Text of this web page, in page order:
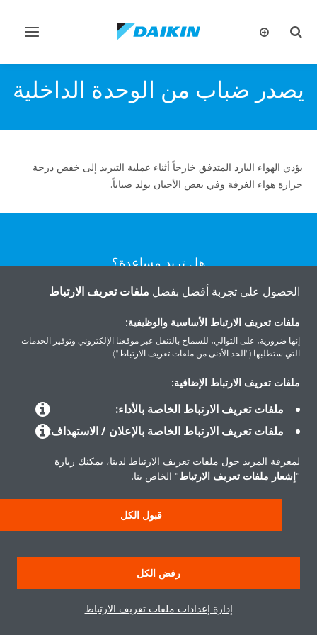
تبديل
تبديل
يصدر ضباب من الوحدة الداخلية
يؤدي الهواء البارد المتدفق خارجاً أثناء عملية التبريد إلى خفض درجة
حرارة هواء الغرفة وفي بعض الأحيان يولد ضباباً.
هل تريد مساعدة؟
المنتجات
حول دايكن
إشعار قانوني إشعار ملف تعريف الارتباط
سياسة خصوصية البيانات
أخلاقيات الشركة
الحصول على تجربة أفضل بفضل ملفات تعريف الارتباط
ملفات تعريف الارتباط الأساسية والوظيفية:
إنها ضرورية، على التوالي، للسماح بالتنقل عبر موقعنا الإلكتروني وتوفير الخدمات
التي ستطلبها ("الحد الأدنى من ملفات تعريف الارتباط").
ملفات تعريف الارتباط الإضافية:
ملفات تعريف الارتباط الخاصة بالأداء:
ملفات تعريف الارتباط الخاصة بالإعلان / الاستهداف:
لمعرفة المزيد حول ملفات تعريف الارتباط لدينا، يمكنك زيارة
"إشعار ملفات تعريف الارتباط" الخاص بنا.
قبول الكل
رفض الكل
إدارة إعدادات ملفات تعريف الارتباط